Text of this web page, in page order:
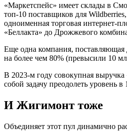
«Маркетспейс» имеет склады в
топ-10 поставщиков для
одноименная торговая интернет-
«Беллакта» до Дрожжевого
Еще одна компания,
на более чем 80% (превысили 10
В 2023-м году совокупная
собой задачу преодолеть уровень
И Жигимонт тоже
Объединяет этот пул динамично